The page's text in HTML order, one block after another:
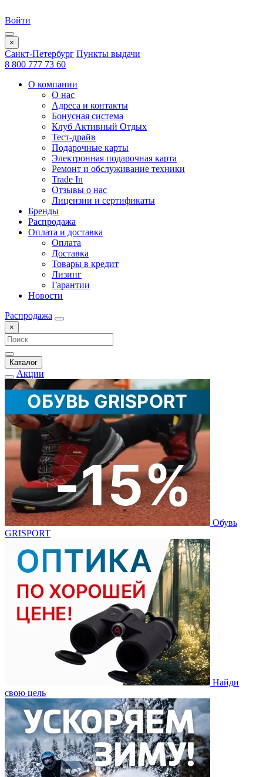
Войти
×
Санкт-Петербург Пункты выдачи
8 800 777 73 60
О компании
О нас
Адреса и контакты
Бонусная система
Клуб Активный Отдых
Тест-драйв
Подарочные карты
Электронная подарочная карта
Ремонт и обслуживание техники
Trade In
Отзывы о нас
Лицензии и сертификаты
Бренды
Распродажа
Оплата и доставка
Оплата
Доставка
Товары в кредит
Лизинг
Гарантии
Новости
Распродажа
×
Каталог
Акции
Обувь
GRISPORT
Найди
свою цель